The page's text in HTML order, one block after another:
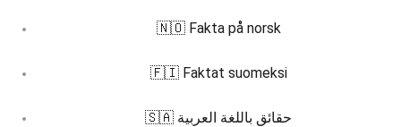
🇳🇴 Fakta på norsk
🇫🇮 Faktat suomeksi
🇸🇦 حقائق باللغة العربية